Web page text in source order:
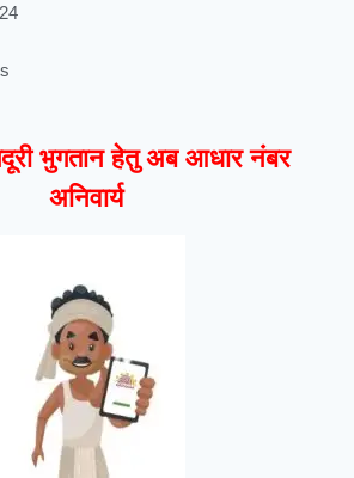
भुगतान हेतु अब आधार नंबर
अनिवार्य